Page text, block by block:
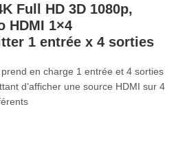
Full HD 3D 1080p,
HDMI 1×4
1 entrée x 4 sorties
en charge 1 entrée et 4 sorties
d’afficher une source HDMI sur 4